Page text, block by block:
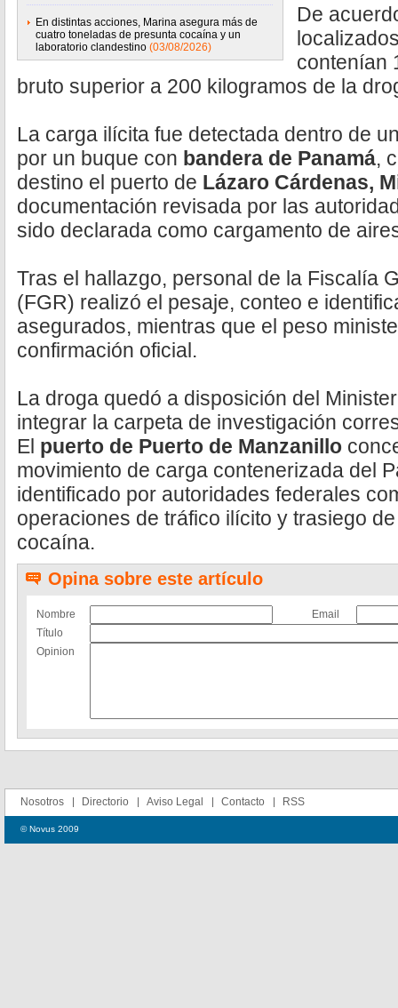
En distintas acciones, Marina asegura más de
cuatro toneladas de presunta cocaína y un
laboratorio clandestino (03/08/2026)
De
contenían
bruto superior a 200 kilogramos de la
La carga ilícita fue detectada dentro de
por un buque con bandera de Panamá,
destino el puerto de Lázaro Cárdenas,
documentación revisada por las
sido declarada como cargamento de
Tras el hallazgo, personal de la Fiscalía
(FGR) realizó el pesaje, conteo e
asegurados, mientras que el peso
confirmación oficial.
La droga quedó a disposición del
integrar la carpeta de investigación
El puerto de Puerto de Manzanillo
movimiento de carga contenerizada del
identificado por autoridades federales
operaciones de tráfico ilícito y trasiego
cocaína.
Opina sobre este artículo
Nombre
Email
Título
Opinion
Nosotros Directorio Aviso Legal Contacto RSS
© Novus 2009